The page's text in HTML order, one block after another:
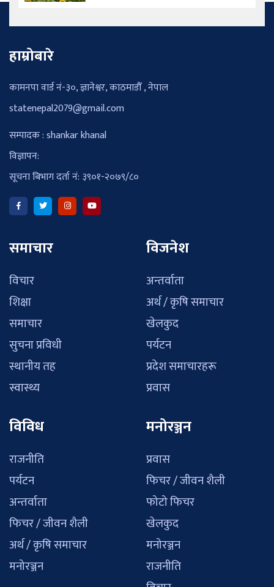
हाम्रोबारे
कामनपा वार्ड नं-३०, ज्ञानेश्वर, काठमाडौँ , नेपाल
statenepal2079@gmail.com
सम्पादक : shankar khanal
विज्ञापन:
सूचना बिभाग दर्ता नं: ३९०१-२०७९/८०
समाचार
विचार
शिक्षा
समाचार
सुचना प्रविधी
स्थानीय तह
स्वास्थ्य
विजनेश
अन्तर्वाता
अर्थ / कृषि समाचार
खेलकुद
पर्यटन
प्रदेश समाचारहरू
प्रवास
विविध
राजनीति
पर्यटन
अन्तर्वाता
फिचर / जीवन शैली
अर्थ / कृषि समाचार
मनोरञ्जन
मनोरञ्जन
प्रवास
फिचर / जीवन शैली
फोटो फिचर
खेलकुद
मनोरञ्जन
राजनीति